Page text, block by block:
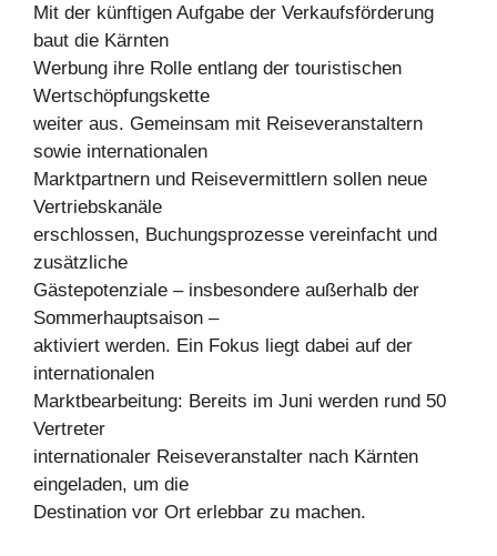
Mit der künftigen Aufgabe der Verkaufsförderung
baut die Kärnten
Werbung ihre Rolle entlang der touristischen
Wertschöpfungskette
weiter aus. Gemeinsam mit Reiseveranstaltern
sowie internationalen
Marktpartnern und Reisevermittlern sollen neue
Vertriebskanäle
erschlossen, Buchungsprozesse vereinfacht und
zusätzliche
Gästepotenziale – insbesondere außerhalb der
Sommerhauptsaison –
aktiviert werden. Ein Fokus liegt dabei auf der
internationalen
Marktbearbeitung: Bereits im Juni werden rund 50
Vertreter
internationaler Reiseveranstalter nach Kärnten
eingeladen, um die
Destination vor Ort erlebbar zu machen.